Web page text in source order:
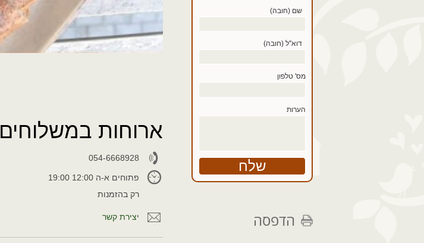
ארוחות במשלוחים
054-6668928
פתוחים א-ה 12:00 19:00
רק בהזמנות
יצירת קשר
שם (חובה)
דוא''ל (חובה)
מס' טלפון
הערות
הדפסה